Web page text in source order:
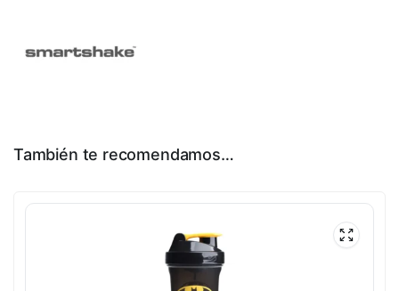
También te recomendamos…